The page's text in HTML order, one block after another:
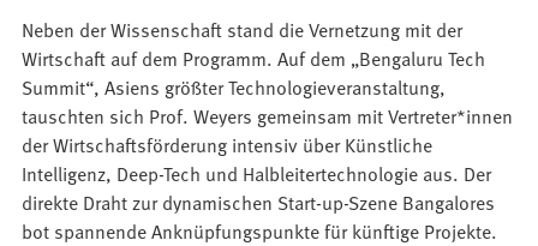
Neben der Wissenschaft stand die Vernetzung mit der
Wirtschaft auf dem Programm. Auf dem „Bengaluru Tech
Summit“, Asiens größter Technologieveranstaltung,
tauschten sich Prof. Weyers gemeinsam mit Vertreter*innen
der Wirtschaftsförderung intensiv über Künstliche
Intelligenz, Deep-Tech und Halbleitertechnologie aus. Der
direkte Draht zur dynamischen Start-up-Szene Bangalores
bot spannende Anknüpfungspunkte für künftige Projekte.